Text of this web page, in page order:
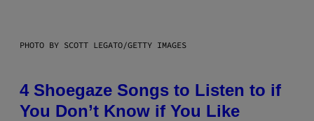
PHOTO BY SCOTT LEGATO/GETTY IMAGES
4 Shoegaze Songs to Listen to if
You Don’t Know if You Like